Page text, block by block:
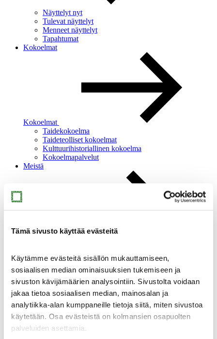
Tämä sivusto käyttää evästeitä
Käytämme evästeitä sisällön mukauttamiseen,
sosiaalisen median ominaisuuksien tukemiseen ja
sivuston kävijämäärien analysointiin. Sivustolta voidaan
jakaa tietoa sosiaalisen median, mainosalan ja
analytiikka-alan kumppaneille tietoja siitä, miten sivustoa
käytetään. Osa evästeistä on kolmansien osapuolten
palveluiden asettamia.
Näyttelyt nyt
Tulevat näyttelyt
Menneet näyttelyt
Tapahtumat
Kokoelmat
Kokoelmat
Taidekokoelma
Taideteolliset kokoelmat
Kulttuurihistoriallinen kokoelma
Kokoelmapalvelut
Meistä
Yhteystiedot
Medialle
Taidemuseon ystävät
Heikkilän museoalue
Heikkilän museoalue